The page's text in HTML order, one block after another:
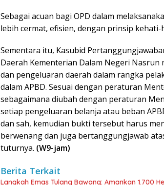
Sebagai acuan bagi OPD dalam
lebih cermat, efisien, dengan prinsip
Sementara itu, Kasubid
Daerah Kementerian Dalam Negeri
dan pengeluaran daerah dalam rangka
dalam APBD. Sesuai dengan peraturan
sebagaimana diubah dengan peraturan
setiap pengeluaran belanja atau beban
dan sah, kemudian bukti tersebut harus
berwenang dan juga bertanggungjawab
tuturnya. (W9-jam)
Berita Terkait
Langkah Emas Tulang Bawang: Amankan 1.700